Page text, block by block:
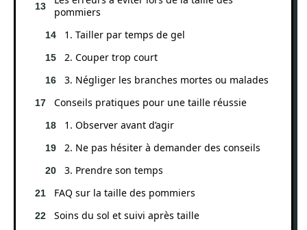
pommiers
1. Tailler par temps de gel
2. Couper trop court
3. Négliger les branches mortes ou malades
Conseils pratiques pour une taille réussie
1. Observer avant d’agir
2. Ne pas hésiter à demander des conseils
3. Prendre son temps
FAQ sur la taille des pommiers
Soins du sol et suivi après taille